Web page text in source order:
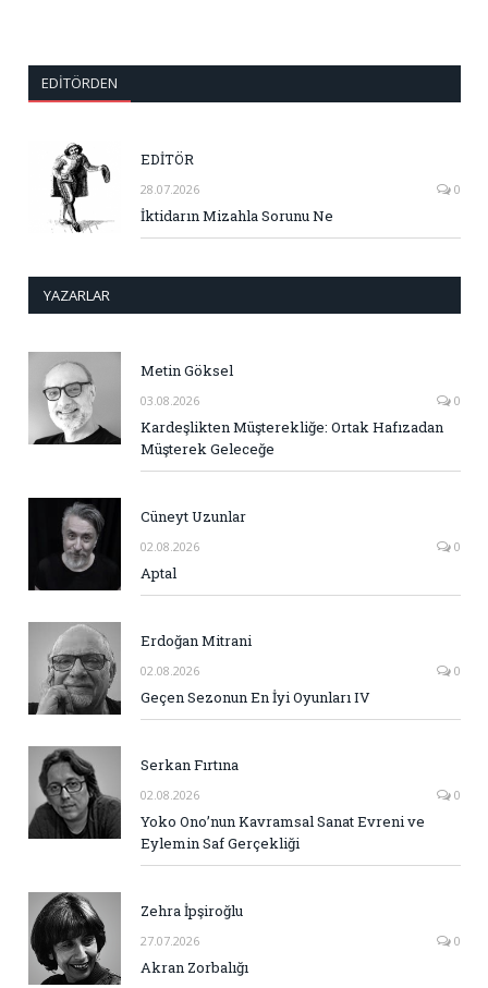
EDITÖRDEN
EDİTÖR
28.07.2026 0
İktidarın Mizahla Sorunu Ne
YAZARLAR
Metin Göksel
03.08.2026 0
Kardeşlikten Müşterekliğe: Ortak Hafızadan
Müşterek Geleceğe
Cüneyt Uzunlar
02.08.2026 0
Aptal
Erdoğan Mitrani
02.08.2026 0
Geçen Sezonun En İyi Oyunları IV
Serkan Fırtına
02.08.2026 0
Yoko Ono’nun Kavramsal Sanat Evreni ve
Eylemin Saf Gerçekliği
Zehra İpşiroğlu
27.07.2026 0
Akran Zorbalığı